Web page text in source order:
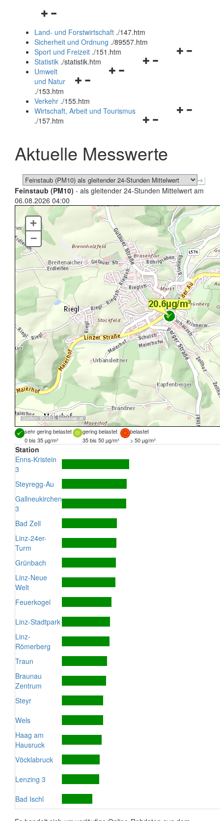
Navigationsmenü
und
schließen
Land- und Forstwirtschaft ./147.htm
Sicherheit und Ordnung ./89557.htm
Navigationsmenü
Sport und Freizeit ./151.htm
Navigationsmenü
Statistik ./statistik.htm
Navigationsmenü
und
schließen
Umwelt
und Natur
./153.htm
Verkehr ./155.htm
Navigationsmenü
schließen
Wirtschaft, Arbeit und Tourismus
./157.htm
Aktuelle Messwerte
Feinstaub (PM10) - als gleitender 24-Stunden Mittelwert am
06.08.2026 04:00
Quellen: DORIS,basemap.at
+
–
sehr gering belastet gering belastet
belastet
0 bis 35 µg/m³
35 bis 50 µg/m³ > 50 µg/m³
Station
Enns-Kristein
3
Steyregg-Au
Gallneukirchen
3
Bad Zell
Linz-24er-
Turm
Grünbach
Linz-Neue
Welt
Feuerkogel
Linz-Stadtpark
Linz-
Römerberg
Traun
Braunau
Zentrum
Steyr
Wels
Haag am
Hausruck
Vöcklabruck
Lenzing 3
Bad Ischl